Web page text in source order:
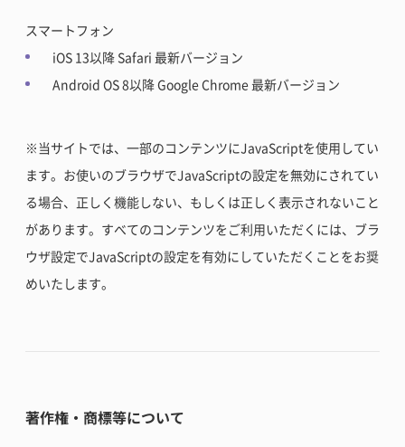
スマートフォン
iOS 13以降 Safari 最新バージョン
Android OS 8以降 Google Chrome 最新バージョン
※当サイトでは、一部のコンテンツにJavaScriptを使用してい
ます。お使いのブラウザでJavaScriptの設定を無効にされてい
る場合、正しく機能しない、もしくは正しく表示されないこと
があります。すべてのコンテンツをご利用いただくには、ブラ
ウザ設定でJavaScriptの設定を有効にしていただくことをお奨
めいたします。
著作権・商標等について